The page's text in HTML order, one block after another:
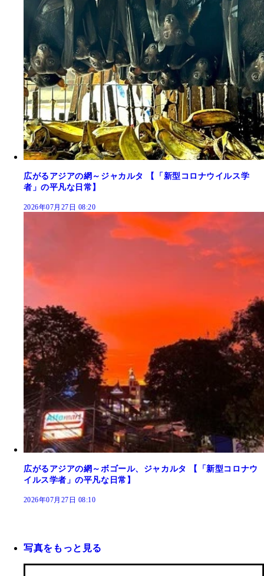
広がるアジアの網～ジャカルタ 【「新型コロナウイルス学
者」の平凡な日常】
2026年07月27日 08:20
広がるアジアの網～ボゴール、ジャカルタ 【「新型コロナウ
イルス学者」の平凡な日常】
2026年07月27日 08:10
写真をもっと見る